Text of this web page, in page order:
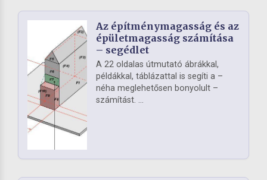
Az építménymagasság és az
épületmagasság számítása
– segédlet
A 22 oldalas útmutató ábrákkal,
példákkal, táblázattal is segíti a –
néha meglehetősen bonyolult –
számítást. ...